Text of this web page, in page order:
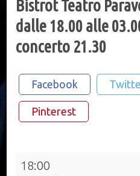
Bistrot Teatro
dalle 18.00 alle
concerto 21.30
Facebook
Pinterest
Bistrot
18:00